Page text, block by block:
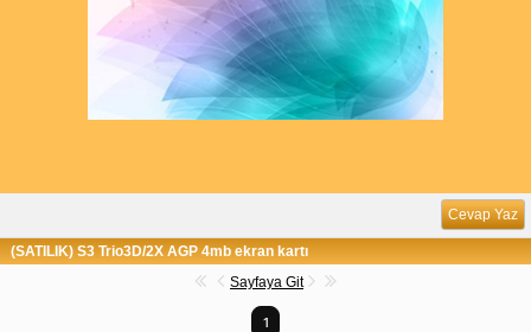
Cevap Yaz
(SATILIK) S3 Trio3D/2X AGP 4mb ekran kartı
Sayfaya Git
1